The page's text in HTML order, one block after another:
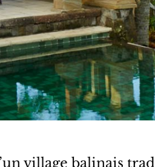
village balinais